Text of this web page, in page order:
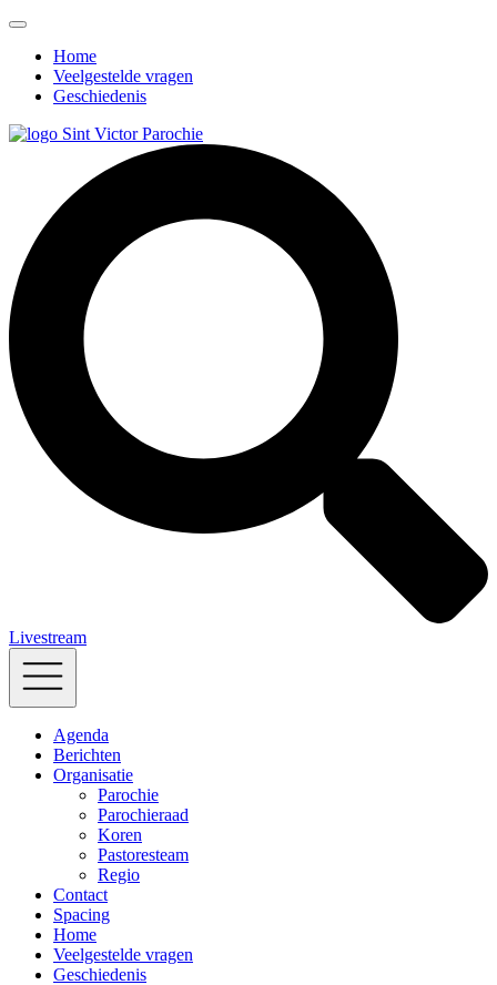
Home
Veelgestelde vragen
Geschiedenis
Livestream
Agenda
Berichten
Organisatie
Parochie
Parochieraad
Koren
Pastoresteam
Regio
Contact
Spacing
Home
Veelgestelde vragen
Geschiedenis